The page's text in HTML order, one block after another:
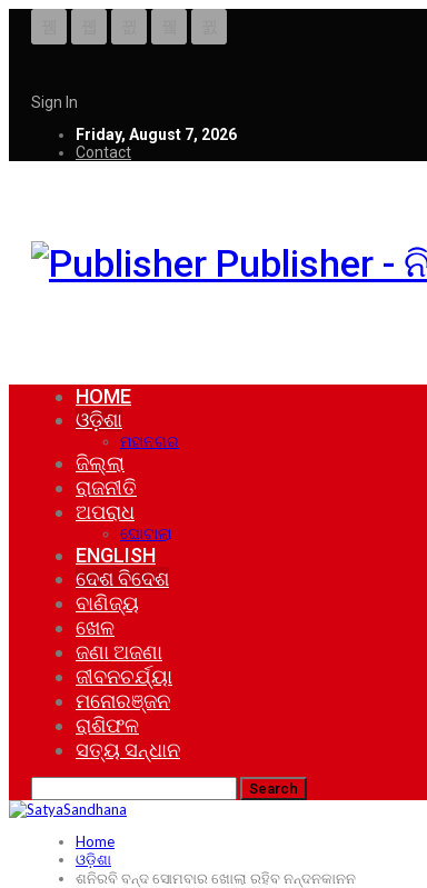
Sign In
Friday, August 7, 2026
Contact
Publisher
HOME
ଓଡ଼ିଶା
ମହାନଗର
ଜିଲ୍ଲା
ରାଜନୀତି
ଅପରାଧ
ଘୋଟାଲା
ENGLISH
ଦେଶ ବିଦେଶ
ବାଣିଜ୍ୟ
ଖେଳ
ଜଣା ଅଜଣା
ଜୀବନଚର୍ଯ୍ୟା
ମନୋରଞ୍ଜନ
ରାଶିଫଳ
ସତ୍ୟ ସନ୍ଧାନ
Home
ଓଡ଼ିଶା
ଶନିରବି ବନ୍ଦ ସୋମବାର ଖୋଲା ରହିବ ନନ୍ଦନକାନନ